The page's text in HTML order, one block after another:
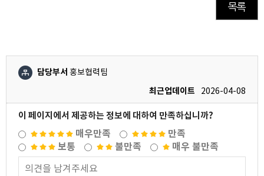
목록
담당부서 홍보협력팀
최근업데이트
2026-04-08
이 페이지에서 제공하는 정보에 대하여 만족하십니까?
매우만족
만족
보통
불만족 매우 불만족